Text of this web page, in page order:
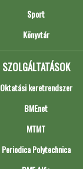
Sport
Könyvtár
SZOLGÁLTATÁSOK
Oktatási keretrendszer
BMEnet
MTMT
Periodica Polytechnica